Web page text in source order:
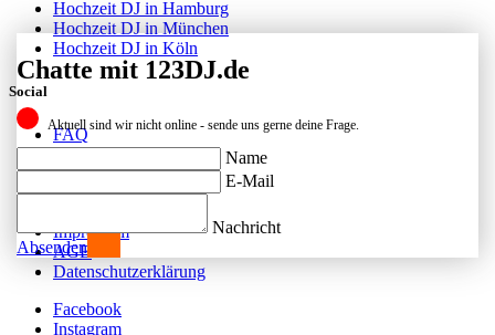
Hochzeit DJ in Hamburg
Hochzeit DJ in München
Hochzeit DJ in Köln
Social
FAQ
Facebook
Instagram
Impressum
AGB
Datenschutzerklärung
Facebook
Instagram
Chatte mit 123DJ.de
Aktuell sind wir nicht online - sende uns gerne deine Frage.
Name
E-Mail
Nachricht
Absenden